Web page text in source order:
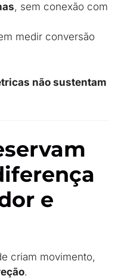
, sem conexão com
medir conversão
não sustentam
e
criam movimento,
.